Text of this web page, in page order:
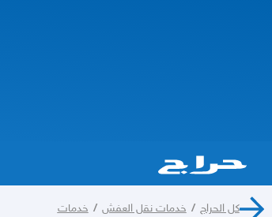
كل الحراج / خدمات نقل العفش / خدمات